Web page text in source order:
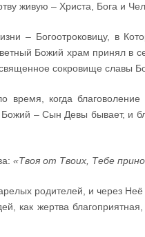
живую – Христа, Бога и
– Богоотроковицу, в
Божий храм принял в
сокровище славы
время, когда
– Сын Девы бывает, и
«Твоя от Твоих, Тебе
родителей, и через Неё
как жертва благоприятная,